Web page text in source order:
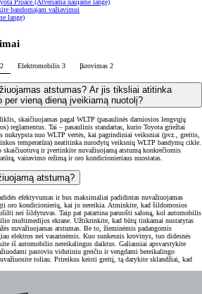
Proace (Atveriama naujame lange)
bandomajam važiavimui
lange)
2 Elektromobilis 3 Įkrovimas 2
atstumas? Ar jis tiksliai atitinka
per vieną dieną įveikiamą nuotolį?
skaičiuojamas pagal WLTP (pasaulinės darniosios lengvųjų
reglamentus. Tai – pasaulinis standartas, kurio Toyota griežtai
nukrypsta nuo WLTP vertės, kai pagrindiniai veiksniai (pvz., greitis,
temperatūra) neatitinka nurodytų veiksnių WLTP bandymų cikle.
skaičiuotuvą ir įvertinkite nuvažiuojamą atstumą konkrečiomis
vairavimo režimą ir oro kondicionieriaus nuostatas.
atstumą?
efektyvumas ir bus maksimaliai padidintas nuvažiuojamas
oro kondicionierių, kai jo nereikia. Atminkite, kad šildomosios
nei šildytuvas. Taip pat patartina paruošti saloną, kol automobilis
multimedijos ekrane. Užtikrinkite, kad būtų tinkamai nustatytas
nuvažiuojamas atstumas. Be to, žieminėmis padangomis
elektros nei vasarinėmis. Kuo sunkesnis krovinys, tuo didesnės
iš automobilio nereikalingus daiktus. Galiausiai apsvarstykite
pastoviu vidutiniu greičiu ir vengdami bereikalingo
toliau. Prireikus keisti greitį, tą darykite sklandžiai, kad